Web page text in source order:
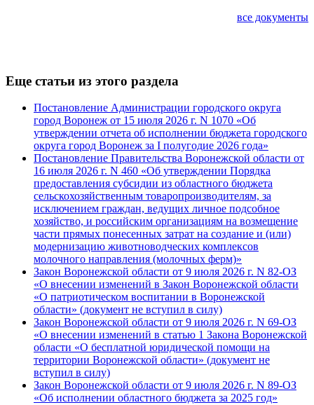
все документы
Еще статьи из этого раздела
Постановление Администрации городского округа
город Воронеж от 15 июля 2026 г. N 1070 «Об
утверждении отчета об исполнении бюджета городского
округа город Воронеж за I полугодие 2026 года»
Постановление Правительства Воронежской области от
16 июля 2026 г. N 460 «Об утверждении Порядка
предоставления субсидии из областного бюджета
сельскохозяйственным товаропроизводителям, за
исключением граждан, ведущих личное подсобное
хозяйство, и российским организациям на возмещение
части прямых понесенных затрат на создание и (или)
модернизацию животноводческих комплексов
молочного направления (молочных ферм)»
Закон Воронежской области от 9 июля 2026 г. N 82-ОЗ
«О внесении изменений в Закон Воронежской области
«О патриотическом воспитании в Воронежской
области» (документ не вступил в силу)
Закон Воронежской области от 9 июля 2026 г. N 69-ОЗ
«О внесении изменений в статью 1 Закона Воронежской
области «О бесплатной юридической помощи на
территории Воронежской области» (документ не
вступил в силу)
Закон Воронежской области от 9 июля 2026 г. N 89-ОЗ
«Об исполнении областного бюджета за 2025 год»